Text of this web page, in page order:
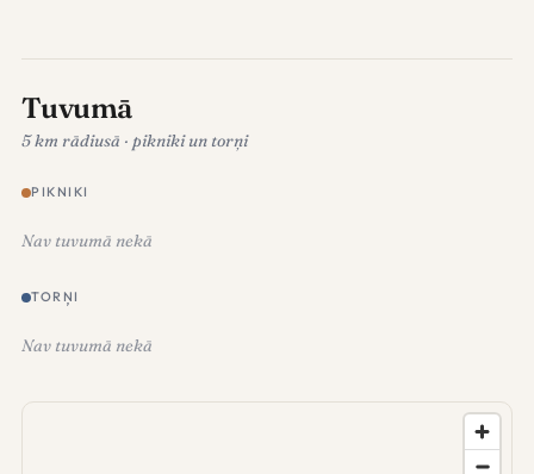
Tuvumā
5 km rādiusā · pikniki un torņi
PIKNIKI
Nav tuvumā nekā
TORŅI
Nav tuvumā nekā